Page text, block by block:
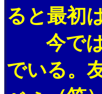
ると最初
今では
でいる。